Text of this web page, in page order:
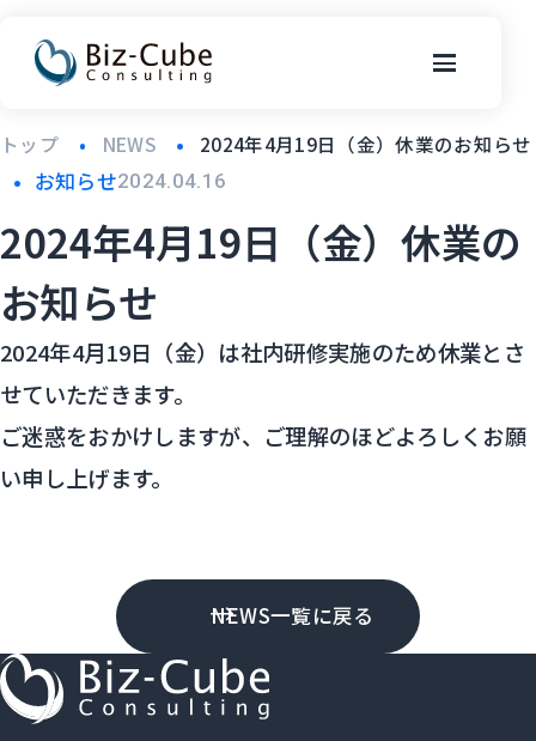
トップ NEWS 2024年4月19日（金）休業のお知らせ
お知らせ2024.04.16
2024年4月19日（金）休業の
お知らせ
2024年4月19日（金）は社内研修実施のため休業とさ
せていただきます。
ご迷惑をおかけしますが、ご理解のほどよろしくお願
い申し上げます。
NEWS一覧に戻る